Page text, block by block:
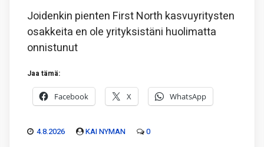
Joidenkin pienten First North kasvuyritysten
osakkeita en ole yrityksistäni huolimatta
onnistunut
Jaa tämä:
Facebook X WhatsApp
4.8.2026 KAI NYMAN 0